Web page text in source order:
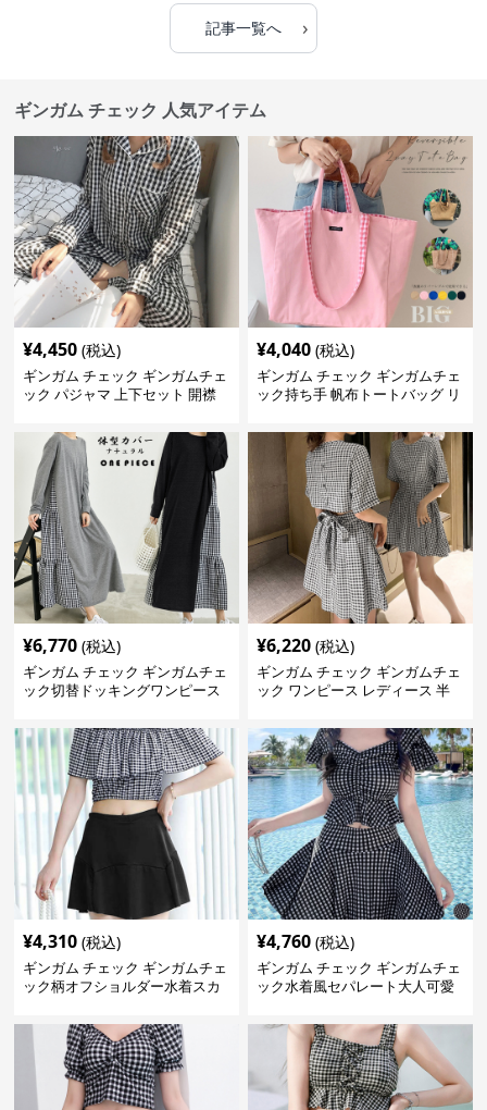
記事一覧へ ›
ギンガム チェック 人気アイテム
¥4,450 (税込)
ギンガム チェック ギンガムチェ
ック パジャマ 上下セット 開襟
¥4,040 (税込)
ギンガム チェック ギンガムチェ
ック持ち手 帆布トートバッグ リ
¥6,770 (税込)
ギンガム チェック ギンガムチェ
ック切替ドッキングワンピース
¥6,220 (税込)
ギンガム チェック ギンガムチェ
ック ワンピース レディース 半
¥4,310 (税込)
ギンガム チェック ギンガムチェ
ック柄オフショルダー水着スカ
¥4,760 (税込)
ギンガム チェック ギンガムチェ
ック水着風セパレート大人可愛